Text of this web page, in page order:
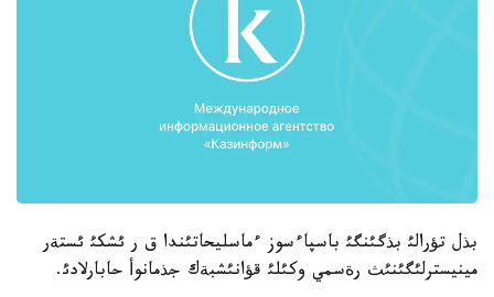
بذل تؤرالئ بذگئنگئ باسپاءسوز ءماسليحاتئندا ق ر ئشكئ ئستةر
مينيسترلئگئنئث رةسمي وكئلئ قؤانئشبةك جذمانوأ حابارلادئ.